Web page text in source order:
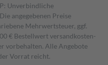
Unverbindliche
angegebenen Preise
Mehrwertsteuer, ggf.
€ Bestell­wert versand­kosten­
vorbehalten. Alle Angebote
Vorrat reicht.